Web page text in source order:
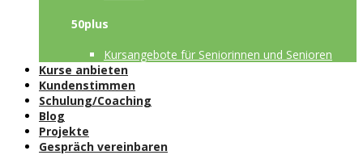
50plus
Kursangebote für Seniorinnen und Senioren
Kurse anbieten
Kundenstimmen
Schulung/Coaching
Blog
Projekte
Gespräch vereinbaren